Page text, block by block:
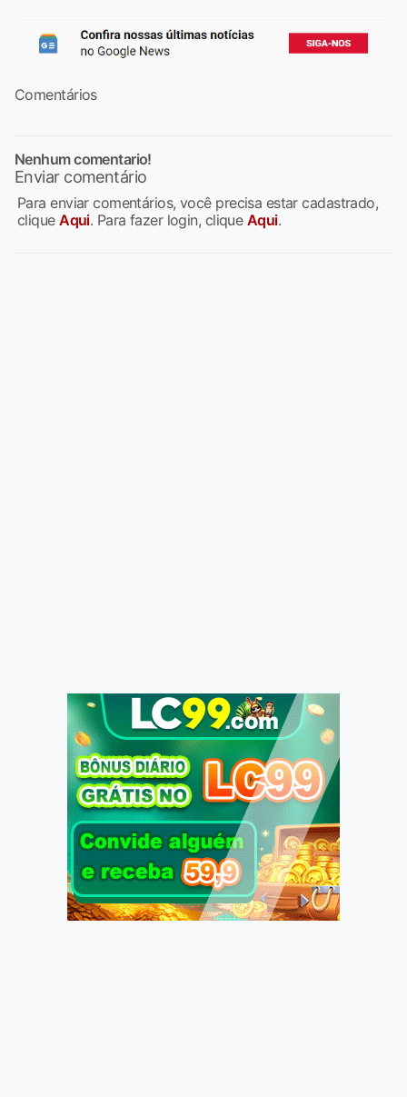
Comentários
Nenhum comentario!
Enviar comentário
Para enviar comentários, você precisa estar cadastrado,
cliqueAqui. Para fazer login, clique Aqui.